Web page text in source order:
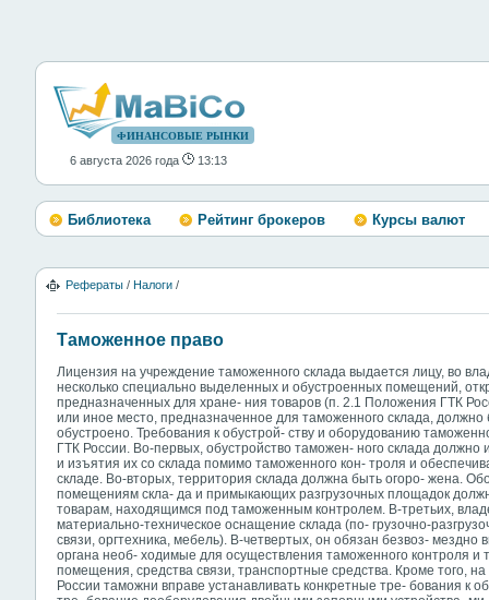
ФИНАНСОВЫЕ РЫНКИ
6 августа 2026 года 13:13
Библиотека Рейтинг брокеров Курсы валют
Рефераты / Налоги /
Таможенное право
Лицензия на учреждение таможенного склада выдается лицу, во
несколько специально выделенных и обустроенных помещений,
предназначенных для хране- ния товаров (п. 2.1 Положения ГТК
или иное место, предназначенное для таможенного склада,
обустроено. Требования к обустрой- ству и оборудованию
ГТК России. Во-первых, обустройство таможен- ного склада должно
и изъятия их со склада помимо таможенного кон- троля и
складе. Во-вторых, территория склада должна быть огоро- жена.
помещениям скла- да и примыкающих разгрузочных площадок
товарам, находящимся под таможенным контролем. В-третьих,
материально-техническое оснащение склада (по- грузочно-
связи, оргтехника, мебель). В-четвертых, он обязан безвоз- мездно
органа необ- ходимые для осуществления таможенного контроля
помещения, средства связи, транспортные средства. Кроме того,
России таможни вправе устанавливать конкретные тре- бования к